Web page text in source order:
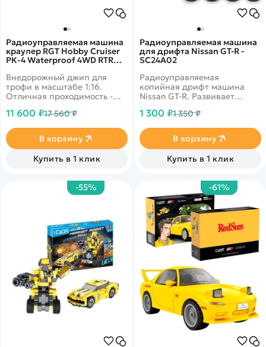
Радиоуправляемая машина
для дрифта Nissan GT-R -
SC24A02
Радиоуправляемая
копийная дрифт машина
Nissan GT-R. Развивает
комплекте присутствуют
Светодиодные фары.
Ёмкость аккумулятора 500
1 300 ₽1 350 ₽
В корзину
Купить в 1 клик
Радиоуправляемая машина
краулер RGT Hobby Cruiser
РК-4 Waterproof 4WD RTR
136161DF|R62113
Внедорожный джип для
трофи в масштабе 1:16.
Отличная проходимость -
сверхмягкие шины с
покрытием, светодиодные
фары, влагозащита. Яркий
стильный корпус синего
11 600 ₽17 560 ₽
В корзину
Купить в 1 клик
-55% -61%